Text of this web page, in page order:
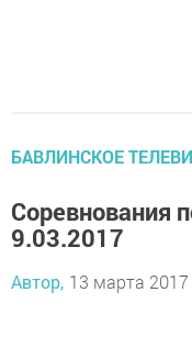
БАВЛИНСКОЕ
Соревнования
9.03.2017
Автор, 13 марта 2017